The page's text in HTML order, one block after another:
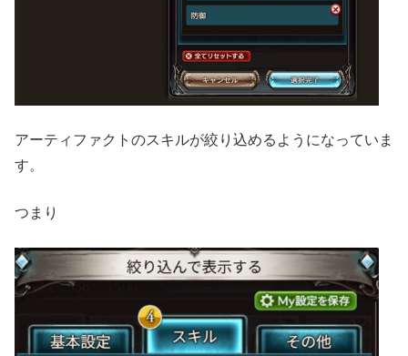
アーティファクトのスキルが絞り込めるようになっていま
す。
つまり